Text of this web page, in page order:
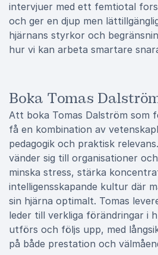
intervjuer med ett femtiotal
och ger en djup men
hjärnans styrkor och
hur vi kan arbeta smartare
Boka Tomas
Att boka Tomas Dalström som
få en kombination av
pedagogik och praktisk
vänder sig till organisationer
minska stress, stärka
intelligensskapande kultur där
sin hjärna optimalt. Tomas
leder till verkliga förändringar i
utförs och följs upp, med
på både prestation och